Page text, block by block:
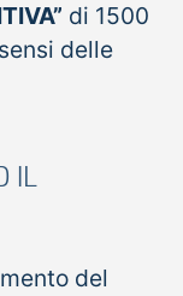
di 1500
delle
IL
del